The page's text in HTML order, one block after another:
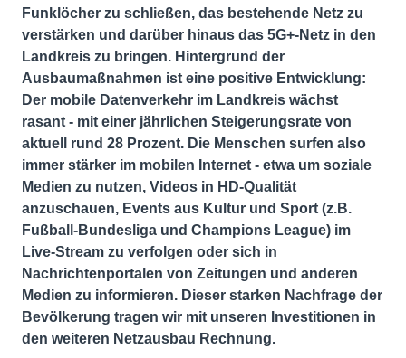
Funklöcher zu schließen, das bestehende Netz zu
verstärken und darüber hinaus das 5G+-Netz in den
Landkreis zu bringen. Hintergrund der
Ausbaumaßnahmen ist eine positive Entwicklung:
Der mobile Datenverkehr im Landkreis wächst
rasant - mit einer jährlichen Steigerungsrate von
aktuell rund 28 Prozent. Die Menschen surfen also
immer stärker im mobilen Internet - etwa um soziale
Medien zu nutzen, Videos in HD-Qualität
anzuschauen, Events aus Kultur und Sport (z.B.
Fußball-Bundesliga und Champions League) im
Live-Stream zu verfolgen oder sich in
Nachrichtenportalen von Zeitungen und anderen
Medien zu informieren. Dieser starken Nachfrage der
Bevölkerung tragen wir mit unseren Investitionen in
den weiteren Netzausbau Rechnung.